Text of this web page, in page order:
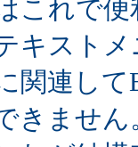
これで
キスト
関連し
きません